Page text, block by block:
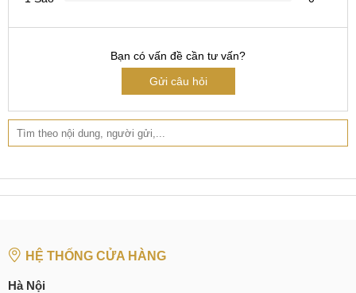
Sử dụng dịch vụ tại MobileCity Care, bạn sẽ được đội ngũ
nguyên nhân và đưa ra phương án khắc phục phù hợp.
Nhờ đội ngũ có chuyên môn cao và nhiều kinh nghiệm thực
và cần thay mới, khách hàng vẫn có thể hoàn toàn an tâm
về độ bền cũng như hiệu quả sử dụng lâu dài.
Bạn có vấn đề cần tư vấn?
Gửi câu hỏi
HỆ THỐNG CỬA HÀNG
Hà Nội